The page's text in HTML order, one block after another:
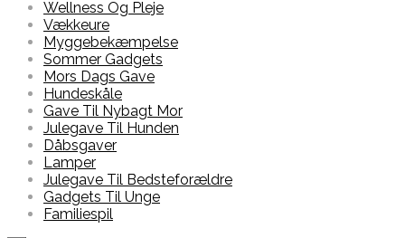
Wellness Og Pleje
Vækkeure
Myggebekæmpelse
Sommer Gadgets
Mors Dags Gave
Hundeskåle
Gave Til Nybagt Mor
Julegave Til Hunden
Dåbsgaver
Lamper
Julegave Til Bedsteforældre
Gadgets Til Unge
Familiespil